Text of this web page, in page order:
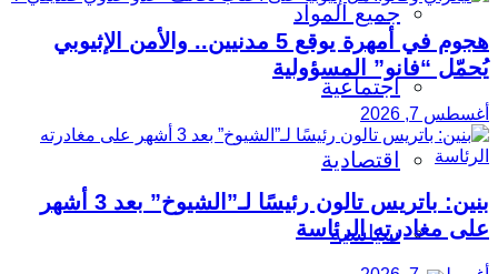
جميع المواد
اجتماعية
اقتصادية
سياسية
هجوم في أمهرة يوقع 5 مدنيين.. والأمن الإثيوبي
يُحمّل “فانو” المسؤولية
أغسطس 7, 2026
بنين: باتريس تالون رئيسًا لـ”الشيوخ” بعد 3 أشهر
على مغادرته الرئاسة